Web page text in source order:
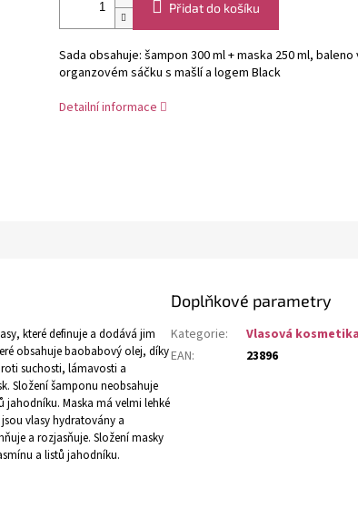
Přidat do košíku
Sada obsahuje: šampon 300 ml + maska 250 ml, baleno
organzovém sáčku s mašlí a logem Black
Detailní informace
které definuje a dodává jim
obsahuje baobabový olej, díky
suchosti, lámavosti a
Složení šamponu neobsahuje
jahodníku. Maska má velmi lehké
vlasy hydratovány a
a rozjasňuje. Složení masky
a listů jahodníku.
Doplňkové parametry
Kategorie:
Vlasová kosmetika
EAN: 23896